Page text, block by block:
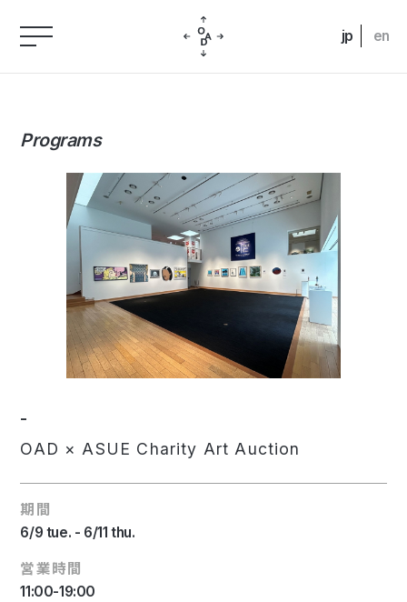
jp en
Programs
-
OAD × ASUE Charity Art Auction
期間
6/9 tue. - 6/11 thu.
営業時間
11:00-19:00